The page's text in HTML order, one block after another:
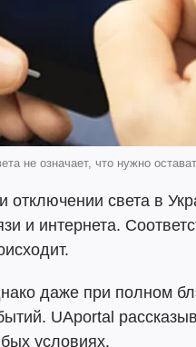
не означает, что нужно
отключении света в
и интернета.
даже при полном
UAportal
условиях.